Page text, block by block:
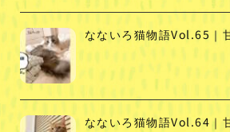
なないろ猫物語Vol.65｜
なないろ猫物語Vol.64｜